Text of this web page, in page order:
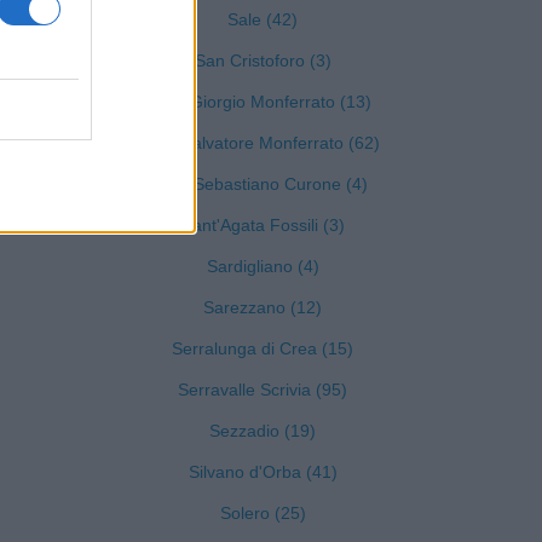
Sale (42)
San Cristoforo (3)
San Giorgio Monferrato (13)
San Salvatore Monferrato (62)
San Sebastiano Curone (4)
Sant'Agata Fossili (3)
Sardigliano (4)
Sarezzano (12)
Serralunga di Crea (15)
Serravalle Scrivia (95)
Sezzadio (19)
Silvano d'Orba (41)
Solero (25)